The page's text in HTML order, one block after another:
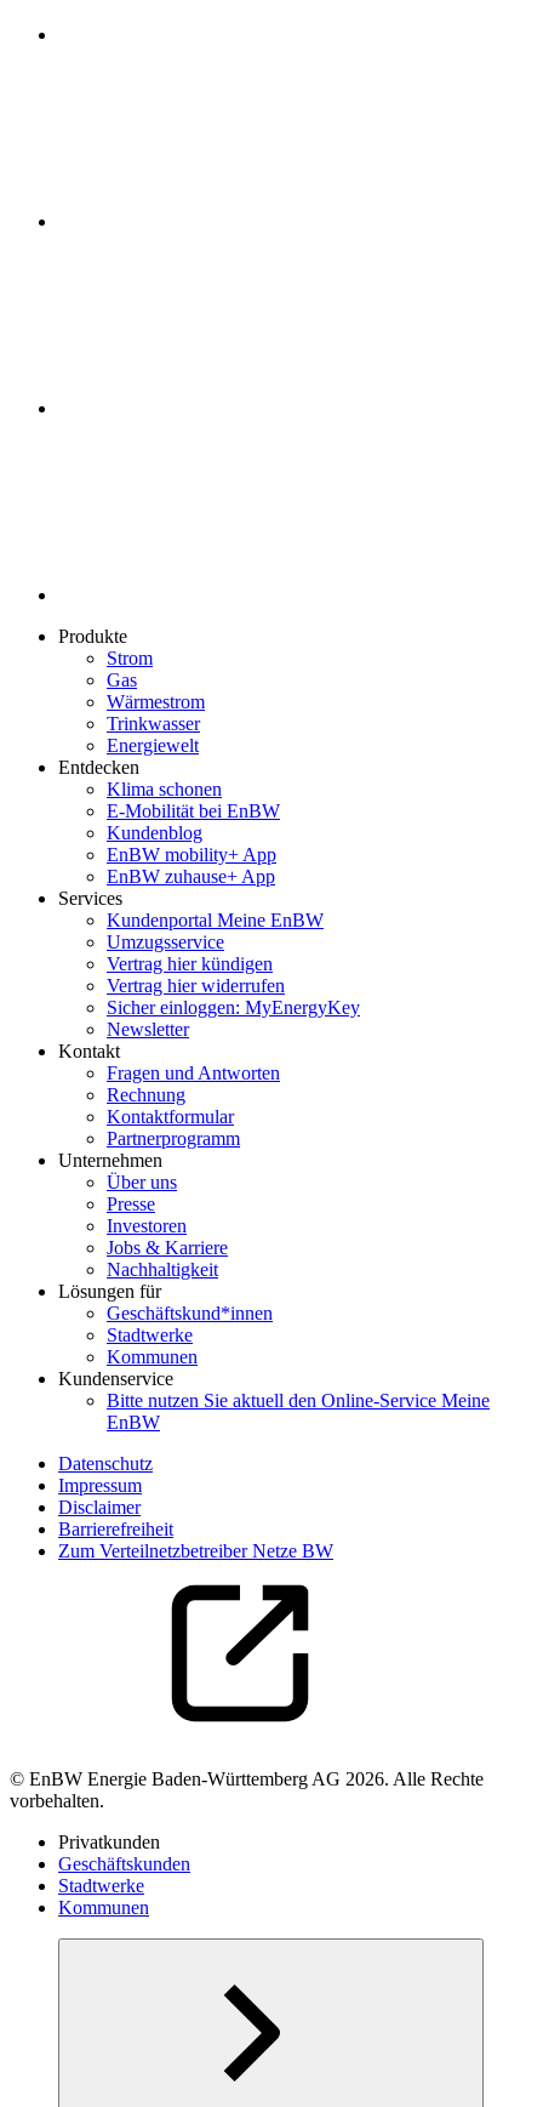
Produkte
Strom
Gas
Wärmestrom
Trinkwasser
Energiewelt
Entdecken
Klima schonen
E-Mobilität bei EnBW
Kundenblog
EnBW mobility+ App
EnBW zuhause+ App
Services
Kundenportal Meine EnBW
Umzugsservice
Vertrag hier kündigen
Vertrag hier widerrufen
Sicher einloggen: MyEnergyKey
Newsletter
Kontakt
Fragen und Antworten
Rechnung
Kontaktformular
Partnerprogramm
Unternehmen
Über uns
Presse
Investoren
Jobs & Karriere
Nachhaltigkeit
Lösungen für
Geschäftskund*innen
Stadtwerke
Kommunen
Kundenservice
Bitte nutzen Sie aktuell den Online-Service Meine
EnBW
Datenschutz
Impressum
Disclaimer
Barrierefreiheit
Zum Verteilnetzbetreiber Netze BW
© EnBW Energie Baden-Württemberg AG 2026. Alle Rechte
vorbehalten.
Privatkunden
Geschäftskunden
Stadtwerke
Kommunen